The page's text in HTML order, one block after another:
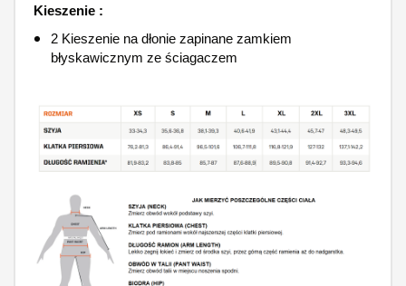
Kieszenie :
2 Kieszenie na dłonie zapinane zamkiem
błyskawicznym ze ściagaczem